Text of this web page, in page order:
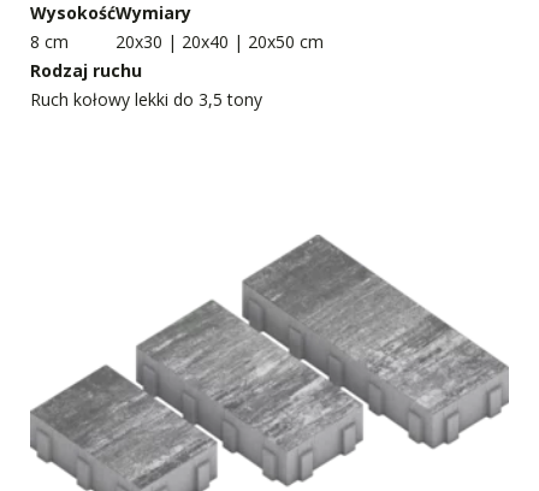
Wysokość
8 cm
Wymiary
20x30 | 20x40 | 20x50 cm
Rodzaj ruchu
Ruch kołowy lekki do 3,5 tony